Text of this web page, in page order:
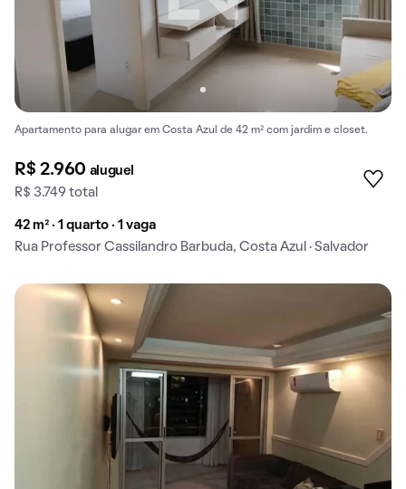
Apartamento para alugar em Costa Azul de 42 m² com jardim e closet.
R$ 2.960 aluguel
R$ 3.749 total
42 m² · 1 quarto · 1 vaga
Rua Professor Cassilandro Barbuda, Costa Azul · Salvador